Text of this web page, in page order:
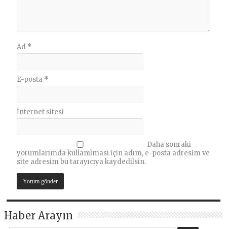
Ad *
E-posta *
İnternet sitesi
Daha sonraki
yorumlarımda kullanılması için adım, e-posta adresim ve
site adresim bu tarayıcıya kaydedilsin.
Haber Arayın